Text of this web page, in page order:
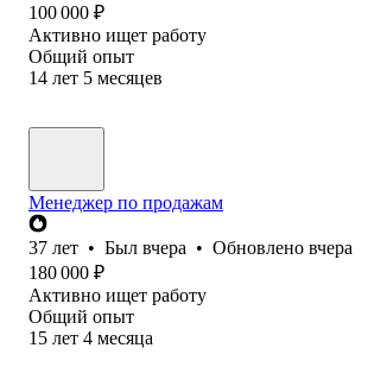
100 000 ₽
Активно ищет работу
Общий опыт
14 лет 5 месяцев
Менеджер по продажам
37 лет • Был вчера • Обновлено вчера
180 000 ₽
Активно ищет работу
Общий опыт
15 лет 4 месяца